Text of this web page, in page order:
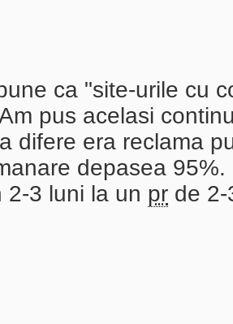
ca "site-urile cu
pus acelasi
difere era reclama
depasea
2-3 luni la un pr de